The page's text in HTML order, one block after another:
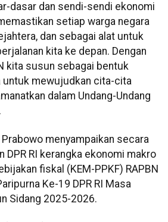
dasar dan sendi-sendi ekonomi
setiap warga negara
dan sebagai alat untuk
kita ke depan. Dengan
kita susun sebagai bentuk
untuk mewujudkan cita-cita
dalam Undang-Undang
menyampaikan secara
DPR RI kerangka ekonomi makro
fiskal (KEM-PPKF) RAPBN
Ke-19 DPR RI Masa
Sidang 2025-2026.